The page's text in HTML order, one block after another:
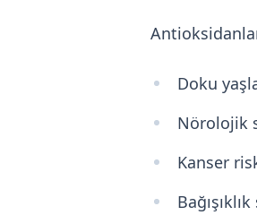
Doku
Nörolojik
Kanser